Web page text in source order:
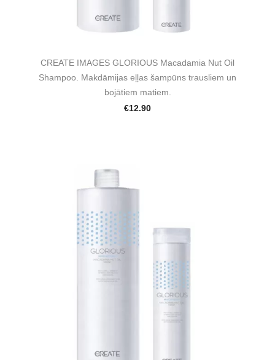
CREATE IMAGES GLORIOUS Macadamia Nut Oil
Shampoo. Makdāmijas eļļas šampūns trausliem un
bojātiem matiem.
€12.90